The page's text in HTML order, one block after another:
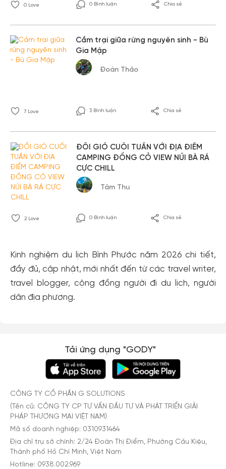
0 Love 0 Bình luận Chia sẻ
Cắm trại giữa rừng nguyên sinh - Bù
Gia Mập
Đoàn Thảo
7 Love 3 Bình luận Chia sẻ
ĐỔI GIÓ CUỐI TUẦN VỚI ĐỊA ĐIỂM
CAMPING ĐỒNG CỎ VIEW NÚI BÀ RÁ
CỰC CHILL
Tâm Thu
2 Love 0 Bình luận Chia sẻ
Kinh nghiệm du lịch Bình Phước năm 2026 chi tiết,
đầy đủ, cập nhật, mới nhất đến từ các travel writer,
travel blogger, cộng đồng người đi du lịch, người
dân địa phương.
Tải ứng dụng "GODY"
CÔNG TY CỔ PHẦN G SOLUTIONS
(Tên cũ: CÔNG TY CP TƯ VẤN ĐẦU TƯ VÀ PHÁT TRIỂN GIẢI
PHÁP THƯƠNG MẠI VIỆT NAM)
Mã số doanh nghiệp: 0310931464
Địa chỉ trụ sở chính: 2/24 Đoàn Thị Điểm, Phường Cầu Kiệu,
Thành phố Hồ Chí Minh, Việt Nam
Hotline: 0938.002.969